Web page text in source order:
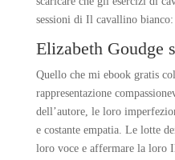
sessioni di Il cavallino
Elizabeth Goudge
Quello che mi ebook gratis
rappresentazione
dell’autore, le loro
e costante empatia. Le lotte
loro voce e affermare la loro